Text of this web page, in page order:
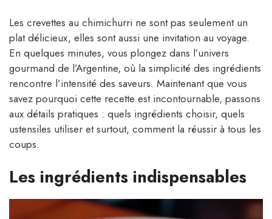
Les crevettes au chimichurri ne sont pas seulement un
plat délicieux, elles sont aussi une invitation au voyage.
En quelques minutes, vous plongez dans l’univers
gourmand de l’Argentine, où la simplicité des ingrédients
rencontre l’intensité des saveurs. Maintenant que vous
savez pourquoi cette recette est incontournable, passons
aux détails pratiques : quels ingrédients choisir, quels
ustensiles utiliser et surtout, comment la réussir à tous les
coups.
Les ingrédients indispensables